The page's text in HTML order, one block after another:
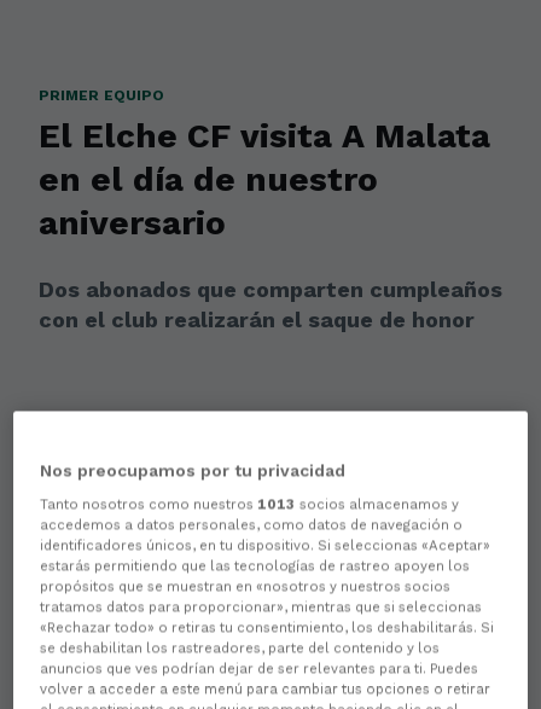
PRIMER EQUIPO
El Elche CF visita A Malata
en el día de nuestro
aniversario
Dos abonados que comparten cumpleaños
con el club realizarán el saque de honor
Nos preocupamos por tu privacidad
Tanto nosotros como nuestros 1013 socios almacenamos y
accedemos a datos personales, como datos de navegación o
identificadores únicos, en tu dispositivo. Si seleccionas «Aceptar»
estarás permitiendo que las tecnologías de rastreo apoyen los
propósitos que se muestran en «nosotros y nuestros socios
tratamos datos para proporcionar», mientras que si seleccionas
«Rechazar todo» o retiras tu consentimiento, los deshabilitarás. Si
se deshabilitan los rastreadores, parte del contenido y los
anuncios que ves podrían dejar de ser relevantes para ti. Puedes
volver a acceder a este menú para cambiar tus opciones o retirar